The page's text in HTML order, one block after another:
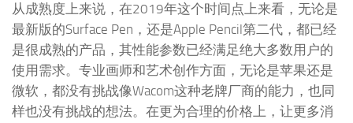
从成熟度上来说，在2019年这个时间点上来看，无论是
最新版的Surface Pen，还是Apple Pencil第二代，都已经
是很成熟的产品，其性能参数已经满足绝大多数用户的
使用需求。专业画师和艺术创作方面，无论是苹果还是
微软，都没有挑战像Wacom这种老牌厂商的能力，也同
样也没有挑战的想法。在更为合理的价格上，让更多消